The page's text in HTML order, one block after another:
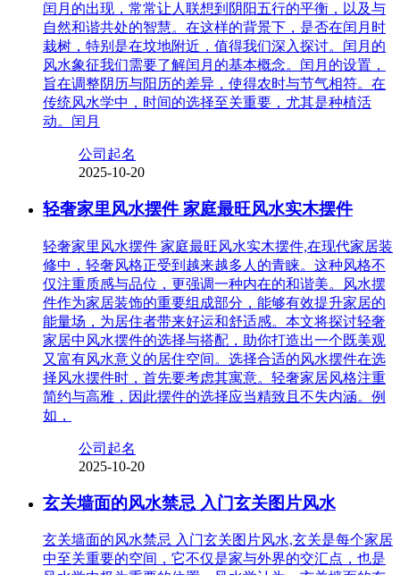
闰月的出现，常常让人联想到阴阳五行的平衡，以及与
自然和谐共处的智慧。在这样的背景下，是否在闰月时
栽树，特别是在坟地附近，值得我们深入探讨。闰月的
风水象征我们需要了解闰月的基本概念。闰月的设置，
旨在调整阴历与阳历的差异，使得农时与节气相符。在
传统风水学中，时间的选择至关重要，尤其是种植活
动。闰月
公司起名
2025-10-20
轻奢家里风水摆件 家庭最旺风水实木摆件
轻奢家里风水摆件 家庭最旺风水实木摆件,在现代家居装
修中，轻奢风格正受到越来越多人的青睐。这种风格不
仅注重质感与品位，更强调一种内在的和谐美。风水摆
件作为家居装饰的重要组成部分，能够有效提升家居的
能量场，为居住者带来好运和舒适感。本文将探讨轻奢
家居中风水摆件的选择与搭配，助你打造出一个既美观
又富有风水意义的居住空间。选择合适的风水摆件在选
择风水摆件时，首先要考虑其寓意。轻奢家居风格注重
简约与高雅，因此摆件的选择应当精致且不失内涵。例
如，
公司起名
2025-10-20
玄关墙面的风水禁忌 入门玄关图片风水
玄关墙面的风水禁忌 入门玄关图片风水,玄关是每个家居
中至关重要的空间，它不仅是家与外界的交汇点，也是